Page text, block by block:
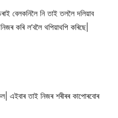
বেলকনিলৈ নি তাই তললৈ দলিয়াব
কৰি ল’বলৈ থপিয়াথপি কৰিছে|
এইবাৰ তাই নিজৰ শৰীৰৰ কাপোৰবোৰ